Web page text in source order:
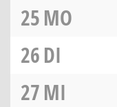
25MO
26DI
27MI